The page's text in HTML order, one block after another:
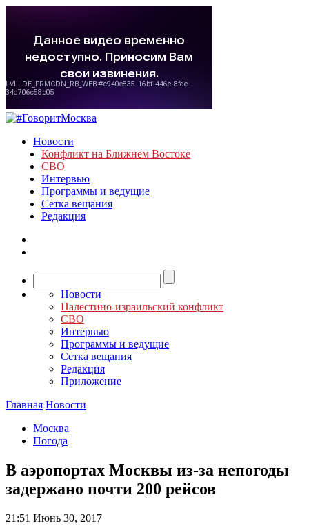
Новости
Конфликт на Ближнем Востоке
СВО
Интервью
Программы и ведущие
Сетка вещания
Редакция
Новости
Палестино-израильский конфликт
СВО
Интервью
Программы и ведущие
Сетка вещания
Редакция
Приложение
Главная Новости
Москва
Погода
В аэропортах Москвы из-за непогоды
задержано почти 200 рейсов
21:51 Июнь 30, 2017